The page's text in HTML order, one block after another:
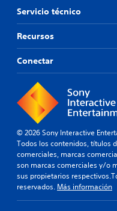
Servicio técnico
Recursos
Conectar
© 2026 Sony Interactive
Todos los contenidos, títulos
comerciales, marcas
son marcas comerciales y/o
sus propietarios
reservados. Más información